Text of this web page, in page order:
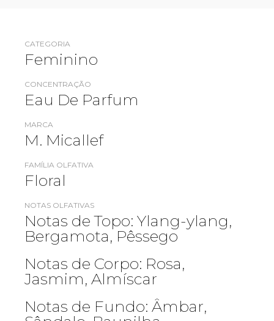
CATEGORIA
Feminino
CONCENTRAÇÃO
Eau De Parfum
MARCA
M. Micallef
FAMÍLIA OLFATIVA
Floral
NOTAS OLFATIVAS
Notas de Topo: Ylang-ylang,
Bergamota, Pêssego
Notas de Corpo: Rosa,
Jasmim, Almíscar
Notas de Fundo: Âmbar,